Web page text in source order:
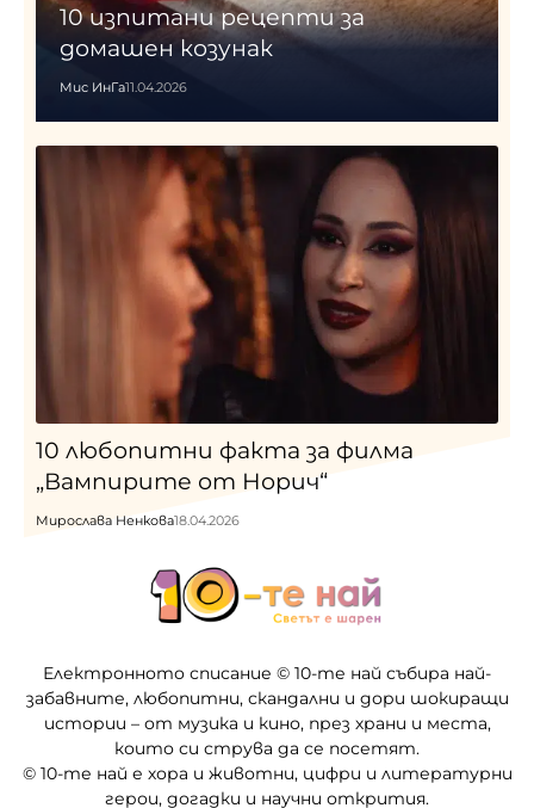
10 изпитани рецепти за
домашен козунак
Мис ИнГа11.04.2026
10 любопитни факта за филма
„Вампирите от Норич“
Мирослава Ненкова18.04.2026
Електронното списание © 10-те най събира най-
забавните, любопитни, скандални и дори шокиращи
истории – от музика и кино, през храни и места,
които си струва да се посетят.
© 10-те най е хора и животни, цифри и литературни
герои, догадки и научни открития.